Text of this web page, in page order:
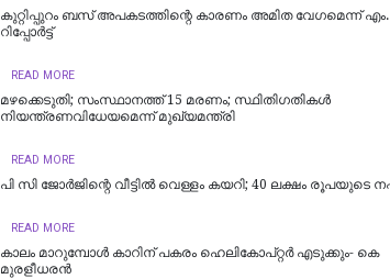
കുറ്റിപ്പുറം ബസ് അപകടത്തിന്റെ കാരണം അമിത വേഗമെന്ന്
റിപ്പോര്‍ട്ട്
READ MORE
മഴക്കെടുതി; സംസ്ഥാനത്ത് 15 മരണം; സ്ഥിതിഗതികൾ
നിയന്ത്രണവിധേയമെന്ന് മുഖ്യമന്ത്രി
READ MORE
പി സി ജോര്‍ജിന്റെ വീട്ടില്‍ വെള്ളം കയറി; 40 ലക്ഷം രൂപയുടെ
READ MORE
കാലം മാറുമ്പോൾ കാറിന് പകരം ഹെലികോപ്റ്റർ എടുക്കും- കെ
മുരളീധരന്‍